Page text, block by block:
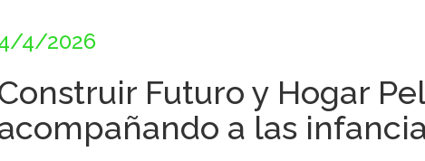
4/2026
Futuro y Hogar
a las